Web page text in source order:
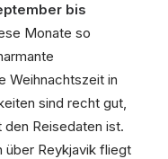
bis
Monate so
Weihnachtszeit in
sind recht gut,
Reisedaten ist.
über Reykjavik fliegt